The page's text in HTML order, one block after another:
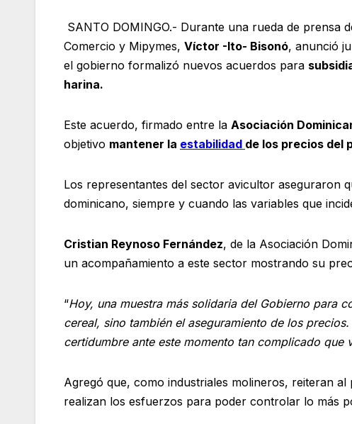
SANTO DOMINGO.- Durante una rueda de prensa
Comercio y Mipymes, Víctor -Ito- Bisonó, anunció
el gobierno formalizó nuevos acuerdos para
harina.
Este acuerdo, firmado entre la Asociación
objetivo mantener la estabilidad de los precios del
Los representantes del sector avicultor aseguraron
dominicano, siempre y cuando las variables que
Cristian Reynoso Fernández, de la Asociación
un acompañamiento a este sector mostrando su
“Hoy, una muestra más solidaria del Gobierno para
cereal, sino también el aseguramiento de los
certidumbre ante este momento tan complicado que
Agregó que, como industriales molineros, reiteran al
realizan los esfuerzos para poder controlar lo más